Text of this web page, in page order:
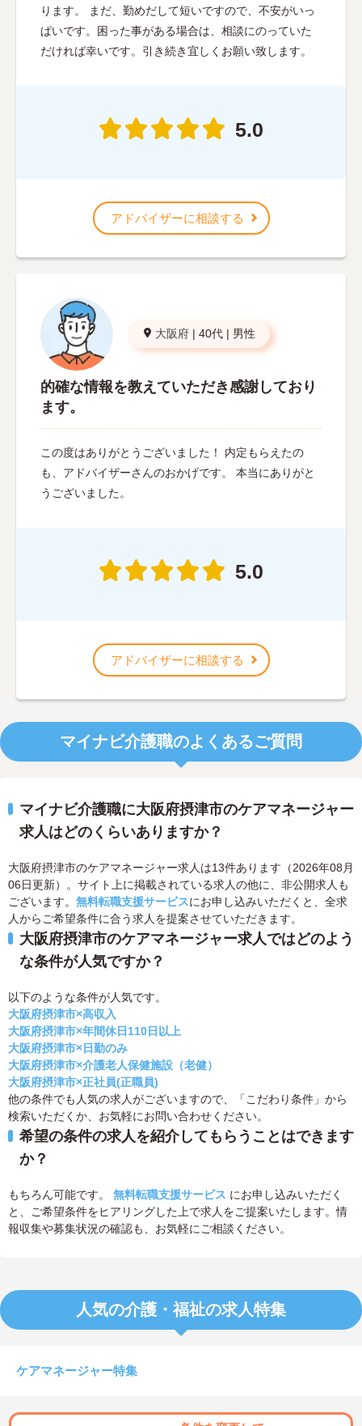
ります。 まだ、勤めだして短いですので、不安がいっ
ぱいです。困った事がある場合は、相談にのっていた
だければ幸いです。引き続き宜しくお願い致します。
5.0
アドバイザーに相談する
大阪府 | 40代 | 男性
的確な情報を教えていただき感謝しており
ます。
この度はありがとうございました！ 内定もらえたの
も、アドバイザーさんのおかげです。 本当にありがと
うございました。
5.0
アドバイザーに相談する
マイナビ介護職のよくあるご質問
マイナビ介護職に大阪府摂津市のケアマネージャー
求人はどのくらいありますか？
大阪府摂津市のケアマネージャー求人は13件あります（2026年08月
06日更新）。サイト上に掲載されている求人の他に、非公開求人も
ございます。 無料転職支援サービスにお申し込みいただくと、全求
人からご希望条件に合う求人を提案させていただきます。
大阪府摂津市のケアマネージャー求人ではどのよう
な条件が人気ですか？
以下のような条件が人気です。
大阪府摂津市×高収入
大阪府摂津市×年間休日110日以上
大阪府摂津市×日勤のみ
大阪府摂津市×介護老人保健施設（老健）
大阪府摂津市×正社員(正職員)
他の条件でも人気の求人がございますので、「こだわり条件」から
検索いただくか、お気軽にお問い合わせください。
希望の条件の求人を紹介してもらうことはできます
か？
もちろん可能です。 無料転職支援サービス にお申し込みいただく
と、ご希望条件をヒアリングした上で求人をご提案いたします。情
報収集や募集状況の確認も、お気軽にご相談ください。
人気の介護・福祉の求人特集
ケアマネージャー特集